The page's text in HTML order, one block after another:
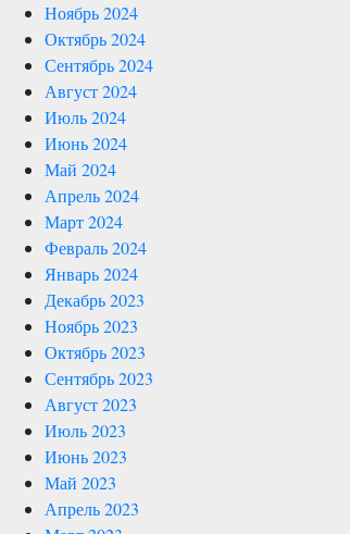
Ноябрь 2024
Октябрь 2024
Сентябрь 2024
Август 2024
Июль 2024
Июнь 2024
Май 2024
Апрель 2024
Март 2024
Февраль 2024
Январь 2024
Декабрь 2023
Ноябрь 2023
Октябрь 2023
Сентябрь 2023
Август 2023
Июль 2023
Июнь 2023
Май 2023
Апрель 2023